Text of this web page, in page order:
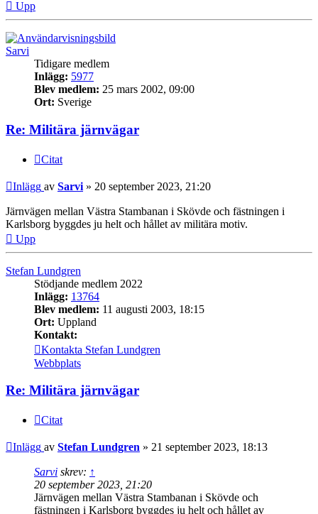
Upp
Sarvi
Tidigare medlem
Inlägg: 5977
Blev medlem: 25 mars 2002, 09:00
Ort: Sverige
Re: Militära järnvägar
Citat
Inlägg av Sarvi » 20 september 2023, 21:20
Järnvägen mellan Västra Stambanan i Skövde och fästningen i
Karlsborg byggdes ju helt och hållet av militära motiv.
Upp
Stefan Lundgren
Stödjande medlem 2022
Inlägg: 13764
Blev medlem: 11 augusti 2003, 18:15
Ort: Uppland
Kontakt:
Kontakta Stefan Lundgren
Webbplats
Re: Militära järnvägar
Citat
Inlägg av Stefan Lundgren » 21 september 2023, 18:13
Sarvi skrev: ↑
20 september 2023, 21:20
Järnvägen mellan Västra Stambanan i Skövde och
fästningen i Karlsborg byggdes ju helt och hållet av